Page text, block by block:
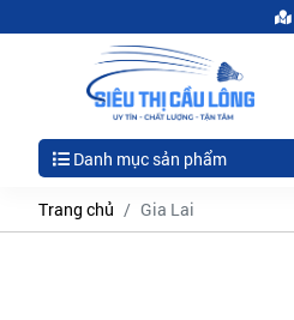
Danh mục sản phẩm
Trang chủ Gia Lai